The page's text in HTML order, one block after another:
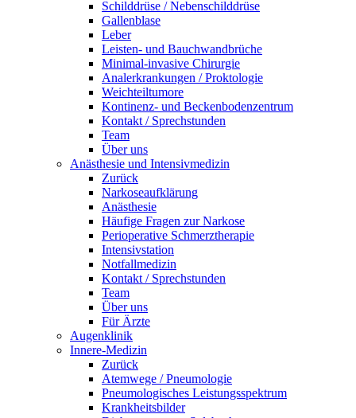
Schilddrüse / Nebenschilddrüse
Gallenblase
Leber
Leisten- und Bauchwandbrüche
Minimal-invasive Chirurgie
Analerkrankungen / Proktologie
Weichteiltumore
Kontinenz- und Beckenbodenzentrum
Kontakt / Sprechstunden
Team
Über uns
Anästhesie und Intensivmedizin
Zurück
Narkoseaufklärung
Anästhesie
Häufige Fragen zur Narkose
Perioperative Schmerztherapie
Intensivstation
Notfallmedizin
Kontakt / Sprechstunden
Team
Über uns
Für Ärzte
Augenklinik
Innere-Medizin
Zurück
Atemwege / Pneumologie
Pneumologisches Leistungsspektrum
Krankheitsbilder